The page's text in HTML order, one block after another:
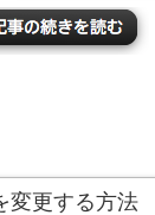
変更する方法